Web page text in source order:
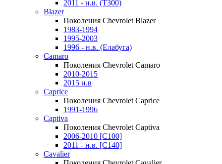
2011 - н.в. (Т300)
Blazer
Поколения Chevrolet Blazer
1983-1994
1995-2003
1996 - н.в. (Елабуга)
Camaro
Поколения Chevrolet Camaro
2010-2015
2015 н.в
Caprice
Поколения Chevrolet Caprice
1991-1996
Captiva
Поколения Chevrolet Captiva
2006-2010 [C100]
2011 - н.в. [C140]
Cavalier